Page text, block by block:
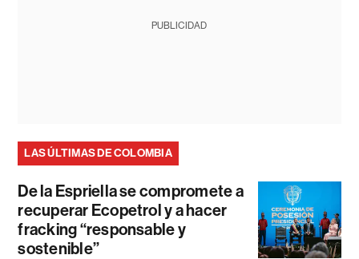
PUBLICIDAD
LAS ÚLTIMAS DE COLOMBIA
De la Espriella se compromete a
recuperar Ecopetrol y a hacer
fracking “responsable y
sostenible”